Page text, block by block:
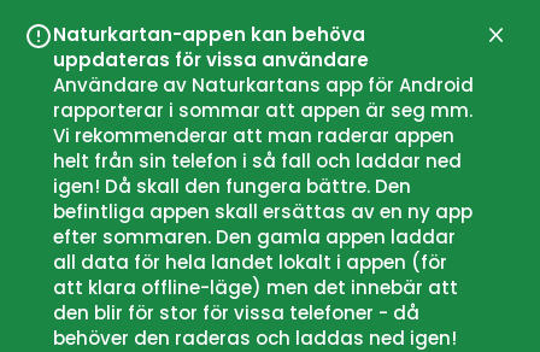
Naturkartan-appen kan behöva
uppdateras för vissa användare
Användare av Naturkartans app för Android
rapporterar i sommar att appen är seg mm.
Vi rekommenderar att man raderar appen
helt från sin telefon i så fall och laddar ned
igen! Då skall den fungera bättre. Den
befintliga appen skall ersättas av en ny app
efter sommaren. Den gamla appen laddar
all data för hela landet lokalt i appen (för
att klara offline-läge) men det innebär att
den blir för stor för vissa telefoner - då
behöver den raderas och laddas ned igen!